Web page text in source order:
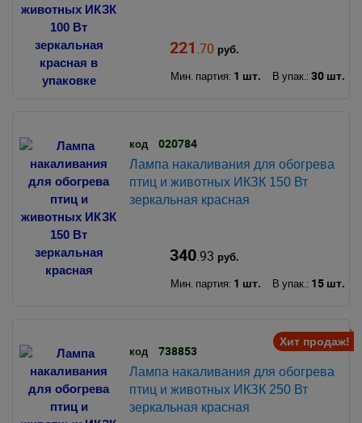
221.70 руб.
Мин. партия: 1 шт. В упак.: 30 шт.
код 020784
Лампа накаливания для обогрева
птиц и животных ИКЗК 150 Вт
зеркальная красная
340.93 руб.
Мин. партия: 1 шт. В упак.: 15 шт.
Хит продаж!
код 738853
Лампа накаливания для обогрева
птиц и животных ИКЗК 250 Вт
зеркальная красная